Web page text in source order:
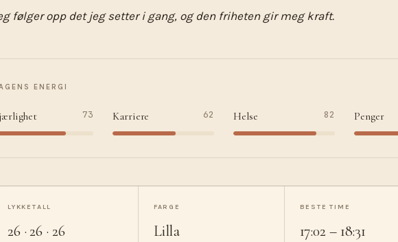
følger opp det jeg setter i gang, og den friheten gir meg kraft.
ENERGI
73 Karriere 62 Helse 82 Penger
LYKKETALL
26 · 26 · 26
FARGE
Lilla
BESTE TIME
17:02 – 18:31